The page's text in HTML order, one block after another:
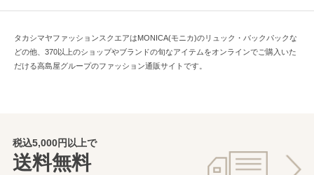
タカシマヤファッションスクエアはMONICA(モニカ)のリュック・バックパックな
どの他、370以上のショップやブランドの旬なアイテムをオンラインでご購入いた
だける高島屋グループのファッション通販サイトです。
税込5,000円以上で
送料無料